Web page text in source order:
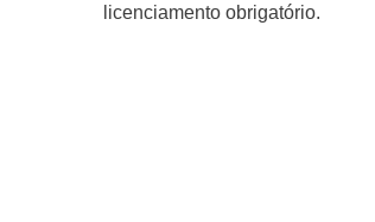
licenciamento obrigatório.